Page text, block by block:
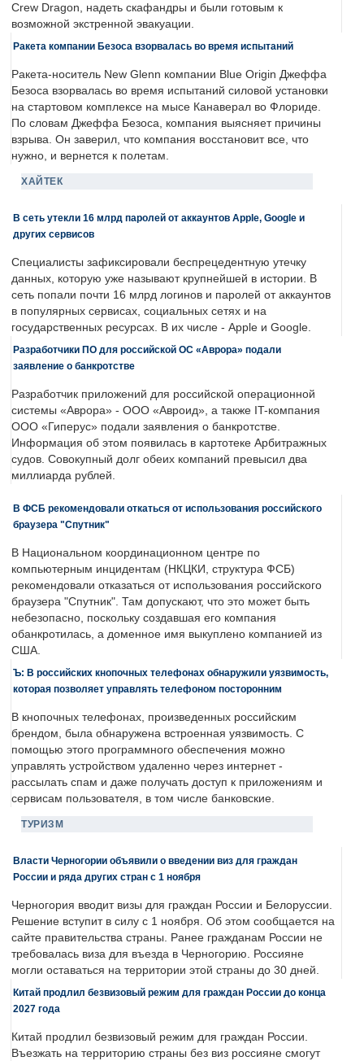
Crew Dragon, надеть скафандры и были готовым к
возможной экстренной эвакуации.
Ракета компании Безоса взорвалась во время испытаний
Ракета-носитель New Glenn компании Blue Origin Джеффа
Безоса взорвалась во время испытаний силовой установки
на стартовом комплексе на мысе Канаверал во Флориде.
По словам Джеффа Безоса, компания выясняет причины
взрыва. Он заверил, что компания восстановит все, что
нужно, и вернется к полетам.
ХАЙТЕК
В сеть утекли 16 млрд паролей от аккаунтов Apple, Google и
других сервисов
Специалисты зафиксировали беспрецедентную утечку
данных, которую уже называют крупнейшей в истории. В
сеть попали почти 16 млрд логинов и паролей от аккаунтов
в популярных сервисах, социальных сетях и на
государственных ресурсах. В их числе - Apple и Google.
Разработчики ПО для российской ОС «Аврора» подали
заявление о банкротстве
Разработчик приложений для российской операционной
системы «Аврора» - ООО «Авроид», а также IT-компания
ООО «Гиперус» подали заявления о банкротстве.
Информация об этом появилась в картотеке Арбитражных
судов. Совокупный долг обеих компаний превысил два
миллиарда рублей.
В ФСБ рекомендовали откаться от использования российского
браузера "Спутник"
В Национальном координационном центре по
компьютерным инцидентам (НКЦКИ, структура ФСБ)
рекомендовали отказаться от использования российского
браузера "Спутник". Там допускают, что это может быть
небезопасно, поскольку создавшая его компания
обанкротилась, а доменное имя выкуплено компанией из
США.
Ъ: В российских кнопочных телефонах обнаружили уязвимость,
которая позволяет управлять телефоном посторонним
В кнопочных телефонах, произведенных российским
брендом, была обнаружена встроенная уязвимость. С
помощью этого программного обеспечения можно
управлять устройством удаленно через интернет -
рассылать спам и даже получать доступ к приложениям и
сервисам пользователя, в том числе банковские.
ТУРИЗМ
Власти Черногории объявили о введении виз для граждан
России и ряда других стран с 1 ноября
Черногория вводит визы для граждан России и Белоруссии.
Решение вступит в силу с 1 ноября. Об этом сообщается на
сайте правительства страны. Ранее гражданам России не
требовалась виза для въезда в Черногорию. Россияне
могли оставаться на территории этой страны до 30 дней.
Китай продлил безвизовый режим для граждан России до конца
2027 года
Китай продлил безвизовый режим для граждан России.
Въезжать на территорию страны без виз россияне смогут